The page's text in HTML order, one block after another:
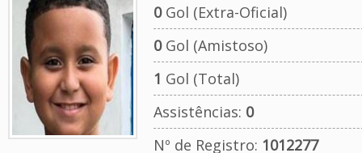
0Gol (Extra-Oficial)
0Gol (Amistoso)
1 Gol (Total)
Assistências: 0
Nº de Registro: 1012277